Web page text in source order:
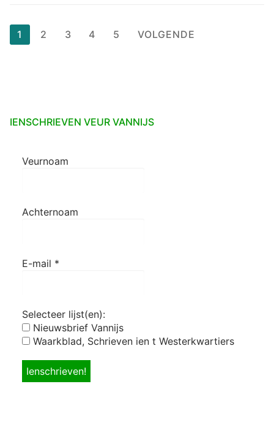
Berichten
paginering
1 2 3 4 5 VOLGENDE
IENSCHRIEVEN VEUR VANNIJS
Veurnoam
Achternoam
E-mail *
Selecteer lijst(en):
Nieuwsbrief Vannijs
Waarkblad, Schrieven ien t Westerkwartiers